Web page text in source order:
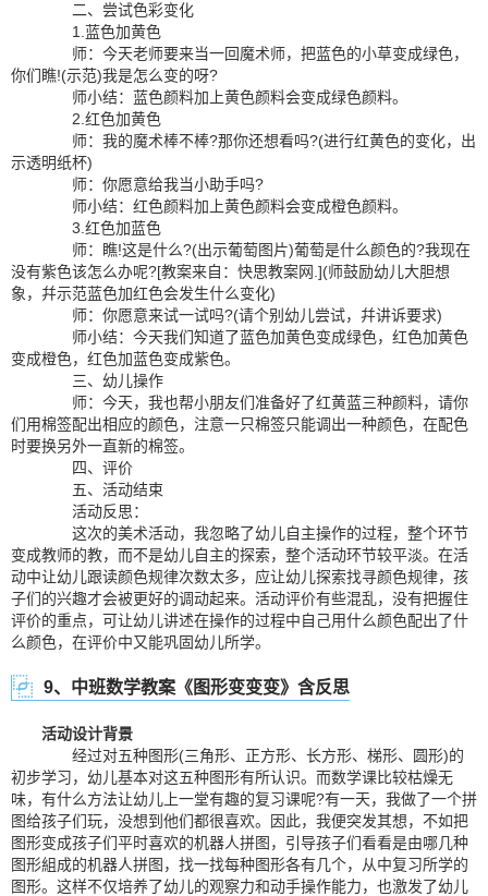
二、尝试色彩变化
1.蓝色加黄色
师：今天老师要来当一回魔术师，把蓝色的小草变成绿色，
你们瞧!(示范)我是怎么变的呀?
师小结：蓝色颜料加上黄色颜料会变成绿色颜料。
2.红色加黄色
师：我的魔术棒不棒?那你还想看吗?(进行红黄色的变化，出
示透明纸杯)
师：你愿意给我当小助手吗?
师小结：红色颜料加上黄色颜料会变成橙色颜料。
3.红色加蓝色
师：瞧!这是什么?(出示葡萄图片)葡萄是什么颜色的?我现在
没有紫色该怎么办呢?[教案来自：快思教案网.](师鼓励幼儿大胆想
象，幷示范蓝色加红色会发生什么变化)
师：你愿意来试一试吗?(请个别幼儿尝试，幷讲诉要求)
师小结：今天我们知道了蓝色加黄色变成绿色，红色加黄色
变成橙色，红色加蓝色变成紫色。
三、幼儿操作
师：今天，我也帮小朋友们准备好了红黄蓝三种颜料，请你
们用棉签配出相应的颜色，注意一只棉签只能调出一种颜色，在配色
时要换另外一直新的棉签。
四、评价
五、活动结束
活动反思：
这次的美术活动，我忽略了幼儿自主操作的过程，整个环节
变成教师的教，而不是幼儿自主的探索，整个活动环节较平淡。在活
动中让幼儿跟读颜色规律次数太多，应让幼儿探索找寻颜色规律，孩
子们的兴趣才会被更好的调动起来。活动评价有些混乱，没有把握住
评价的重点，可让幼儿讲述在操作的过程中自己用什么颜色配出了什
么颜色，在评价中又能巩固幼儿所学。
9、中班数学教案《图形变变变》含反思
活动设计背景
经过对五种图形(三角形、正方形、长方形、梯形、圆形)的
初步学习，幼儿基本对这五种图形有所认识。而数学课比较枯燥无
味，有什么方法让幼儿上一堂有趣的复习课呢?有一天，我做了一个拼
图给孩子们玩，没想到他们都很喜欢。因此，我便突发其想，不如把
图形变成孩子们平时喜欢的机器人拼图，引导孩子们看看是由哪几种
图形組成的机器人拼图，找一找每种图形各有几个，从中复习所学的
图形。这样不仅培养了幼儿的观察力和动手操作能力，也激发了幼儿